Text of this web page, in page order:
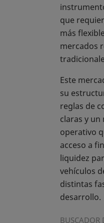
que
más
mercados
Este
su
reglas de
claras y un
operativo
acceso a
liquidez
vehículos
distintas
desarrollo.
BUSCADOR